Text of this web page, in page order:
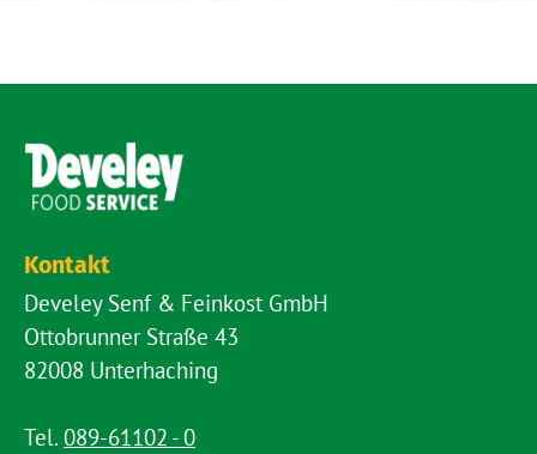
Kontakt
Develey Senf & Feinkost GmbH
Ottobrunner Straße 43
82008 Unterhaching
Tel. 089-61102 - 0